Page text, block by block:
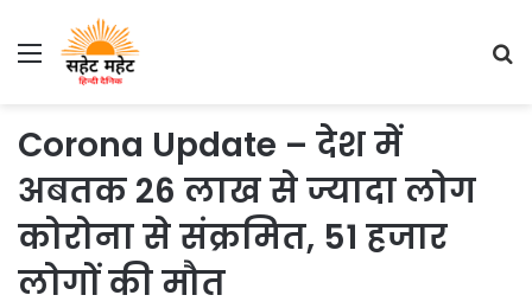
Menu
Corona Update – देश में
अबतक 26 लाख से ज्यादा लोग
कोरोना से संक्रमित, 51 हजार
लोगों की मौत